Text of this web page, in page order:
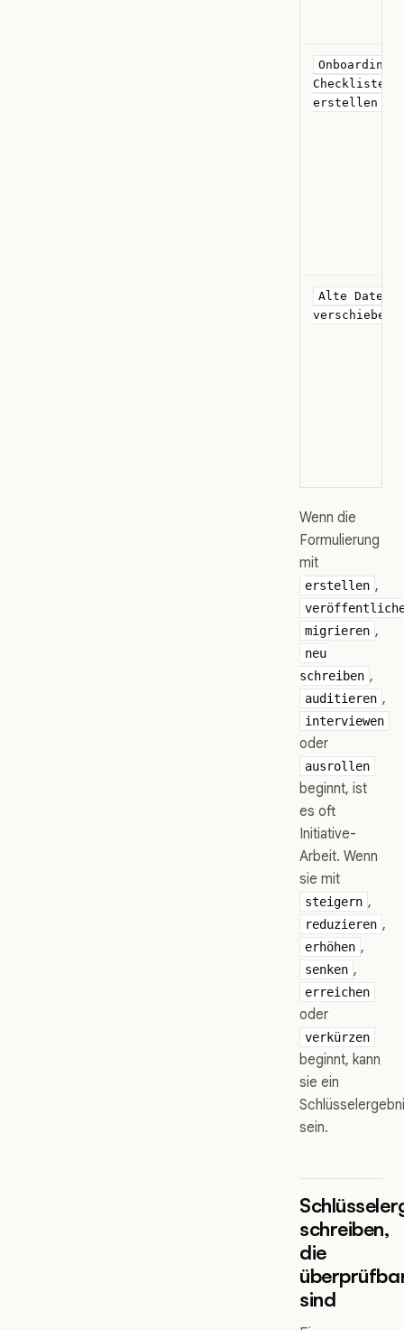
Onboarding-
Checkliste
erstellen
Alte Dateien
verschieben
Wenn die
Formulierung
mit
erstellen ,
migrieren ,
neu
schreiben ,
auditieren ,
interviewen
oder
ausrollen
beginnt, ist
es oft
Initiative-
Arbeit. Wenn
sie mit
steigern ,
reduzieren ,
erhöhen ,
senken ,
erreichen
oder
verkürzen
beginnt, kann
sie ein
sein.
schreiben,
die
sind